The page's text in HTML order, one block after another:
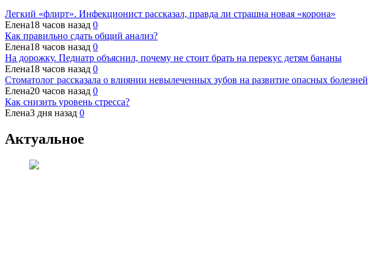
Легкий «флирт». Инфекционист рассказал, правда ли страшна новая «корона»
Елена18 часов назад 0
Как правильно сдать общий анализ?
Елена18 часов назад 0
На дорожку. Педиатр объяснил, почему не стоит брать на перекус детям бананы
Елена18 часов назад 0
Стоматолог рассказала о влиянии невылеченных зубов на развитие опасных болезней
Елена20 часов назад 0
Как снизить уровень стресса?
Елена3 дня назад 0
Актуальное